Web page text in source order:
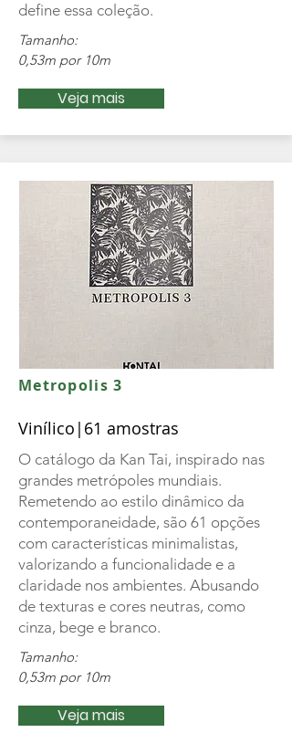
define essa coleção.
Tamanho:
0,53m por 10m
Veja mais
Metropolis 3
Vinílico|61 amostras
O catálogo da Kan Tai, inspirado nas
grandes metrópoles mundiais.
Remetendo ao estilo dinâmico da
contemporaneidade, são 61 opções
com características minimalistas,
valorizando a funcionalidade e a
claridade nos ambientes. Abusando
de texturas e cores neutras, como
cinza, bege e branco.
Tamanho:
0,53m por 10m
Veja mais